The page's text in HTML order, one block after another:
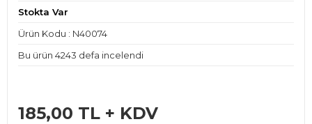
Stokta Var
Ürün Kodu : N40074
Bu ürün 4243 defa incelendi
185,00 TL + KDV